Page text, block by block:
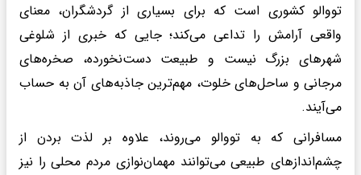
تووالو کشوری است که برای بسیاری از گردشگران، معنای
واقعی آرامش را تداعی می‌کند؛ جایی که خبری از شلوغی
شهرهای بزرگ نیست و طبیعت دست‌نخورده، صخره‌های
مرجانی و ساحل‌های خلوت، مهم‌ترین جاذبه‌های آن به حساب
می‌آیند.
مسافرانی که به تووالو می‌روند، علاوه بر لذت بردن از
چشم‌اندازهای طبیعی می‌توانند مهمان‌نوازی مردم محلی را نیز